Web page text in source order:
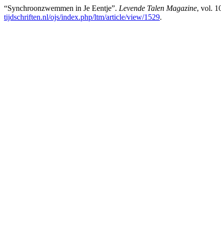
“Synchroonzwemmen in Je Eentje”. Levende Talen Magazine, vol.
tijdschriften.nl/ojs/index.php/ltm/article/view/1529.